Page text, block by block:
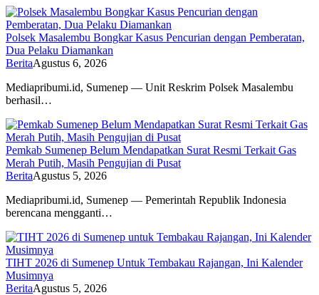
Polsek Masalembu Bongkar Kasus Pencurian dengan Pemberatan,
Dua Pelaku Diamankan
BeritaAgustus 6, 2026
Mediapribumi.id, Sumenep — Unit Reskrim Polsek Masalembu
berhasil…
Pemkab Sumenep Belum Mendapatkan Surat Resmi Terkait Gas
Merah Putih, Masih Pengujian di Pusat
BeritaAgustus 5, 2026
Mediapribumi.id, Sumenep — Pemerintah Republik Indonesia
berencana mengganti…
TIHT 2026 di Sumenep Untuk Tembakau Rajangan, Ini Kalender
Musimnya
BeritaAgustus 5, 2026